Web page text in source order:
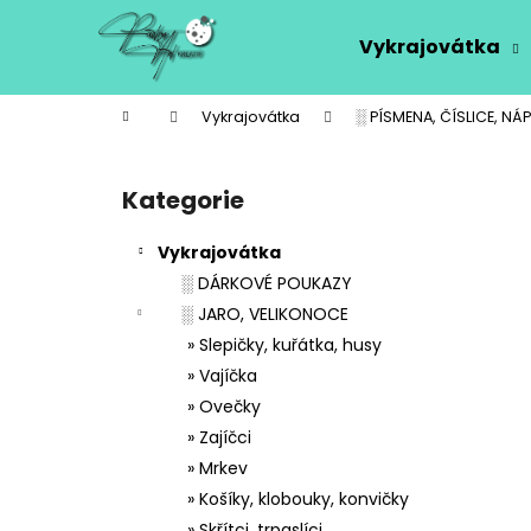
Vykrajovátka
Domů Vykrajovátka ░ PÍSMENA, ČÍSLICE,
Přeskočit
kategorie
Kategorie
Vykrajovátka
░ DÁRKOVÉ POUKAZY
░ JARO, VELIKONOCE
» Slepičky, kuřátka, husy
» Vajíčka
» Ovečky
» Zajíčci
» Mrkev
» Košíky, klobouky, konvičky
í
Zpět
do
Zpět
do